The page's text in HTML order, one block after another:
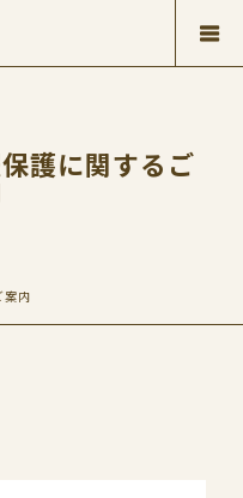
護に関するご
案内